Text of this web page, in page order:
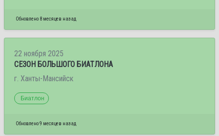
Обновлено 8 месяцев назад
22 ноября 2025
СЕЗОН БОЛЬШОГО БИАТЛОНА
г. Ханты-Мансийск
Биатлон
Обновлено 9 месяцев назад